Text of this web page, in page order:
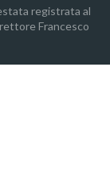
registrata al
Francesco